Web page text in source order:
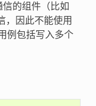
的组件（比如
，因此不能使用
例包括写入多个